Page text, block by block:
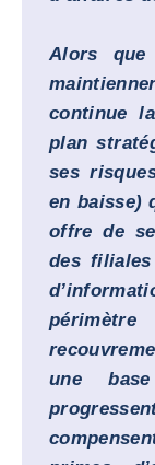
Alors que
continue
plan
ses
en baisse)
offre de
des
une